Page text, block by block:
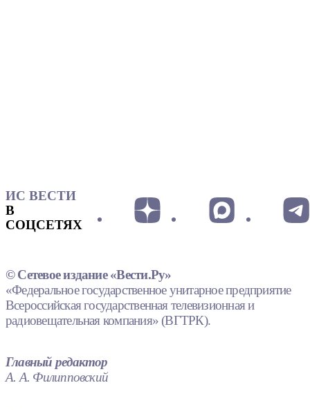
ИС ВЕСТИ
В
СОЦСЕТЯХ
© Сетевое издание «Вести.Ру»
«Федеральное государственное унитарное предприятие
Всероссийская государственная телевизионная и
радиовещательная компания» (ВГТРК).
Главный редактор
А. А. Филипповский